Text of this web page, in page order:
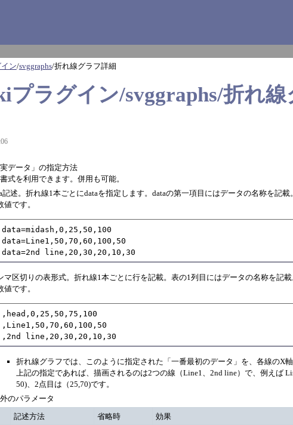
ン/svggraphs/折れ線グラフ詳細
プラグイン/svggraphs/折れ
データ」の指定方法
式を利用できます。併用も可能。
記述。折れ線1本ごとにdataを指定します。dataの第一項目にはデータの名称を記
値です。
data=midash,0,25,50,100
data=Line1,50,70,60,100,50
data=2nd line,20,30,20,10,30
マ区切りの表形式。折れ線1本ごとに行を記載。表の1列目にはデータの名称を記
値です。
,head,0,25,50,75,100
,Line1,50,70,60,100,50
,2nd line,20,30,20,10,30
折れ線グラフでは、このように指定された「一番最初のデータ」を、各線のX軸
上記の指定であれば、描画されるのは2つの線（Line1、2nd line）で、例えば
50)、2点目は（25,70)です。
のパラメータ
記述方法 省略時 効果